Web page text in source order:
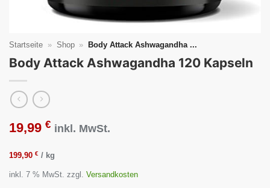
Startseite » Shop » Body Attack Ashwagandha ...
Body Attack Ashwagandha 120 Kapseln
19,99 € inkl. MwSt.
199,90 € / kg
inkl. 7 % MwSt. zzgl. Versandkosten